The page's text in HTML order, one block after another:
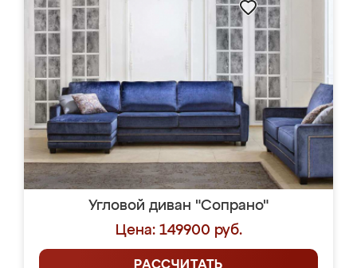
Угловой диван "Сопрано"
Цена: 149900 руб.